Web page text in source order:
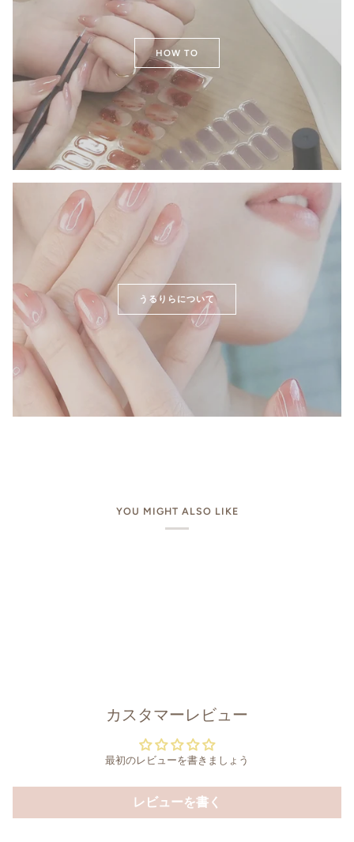
HOW TO
うるりらについて
YOU MIGHT ALSO LIKE
カスタマーレビュー
最初のレビューを書きましょう
レビューを書く